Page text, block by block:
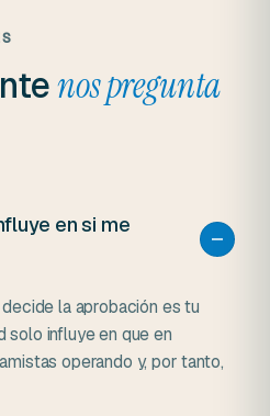
nos pregunta
en si me
la aprobación es tu
solo influye en que en
operando y, por tanto,